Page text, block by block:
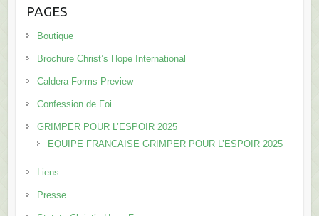
PAGES
Boutique
Brochure Christ’s Hope International
Caldera Forms Preview
Confession de Foi
GRIMPER POUR L’ESPOIR 2025
EQUIPE FRANCAISE GRIMPER POUR L’ESPOIR 2025
Liens
Presse